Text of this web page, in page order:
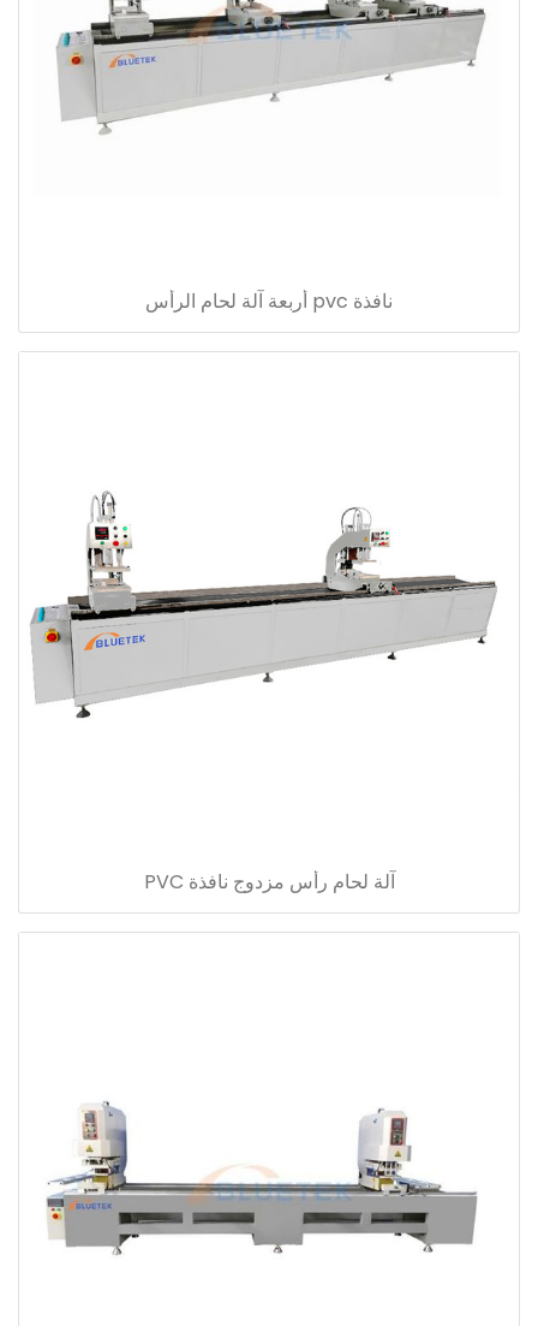
نافذة pvc أربعة آلة لحام الرأس
آلة لحام رأس مزدوج نافذة PVC